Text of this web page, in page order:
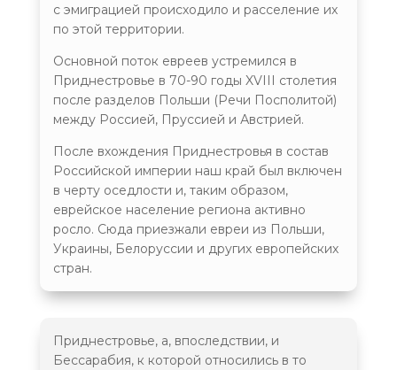
Еврейское кладбище (Бендеры)
Еврейское кладбище (Дубоссары)
Старинное еврейское кладбище
(Рашков)
Еврейское кладбище (Рашков)
с эмиграцией происходило и расселение их
по этой территории.
Основной поток евреев устремился в
Приднестровье в 70-90 годы XVIII столетия
после разделов Польши (Речи Посполитой)
между Россией, Пруссией и Австрией.
После вхождения Приднестровья в состав
Российской империи наш край был включен
в черту оседлости и, таким образом,
еврейское население региона активно
росло. Сюда приезжали евреи из Польши,
Украины, Белоруссии и других европейских
стран.
Приднестровье, а, впоследствии, и
Бессарабия, к которой относились в то